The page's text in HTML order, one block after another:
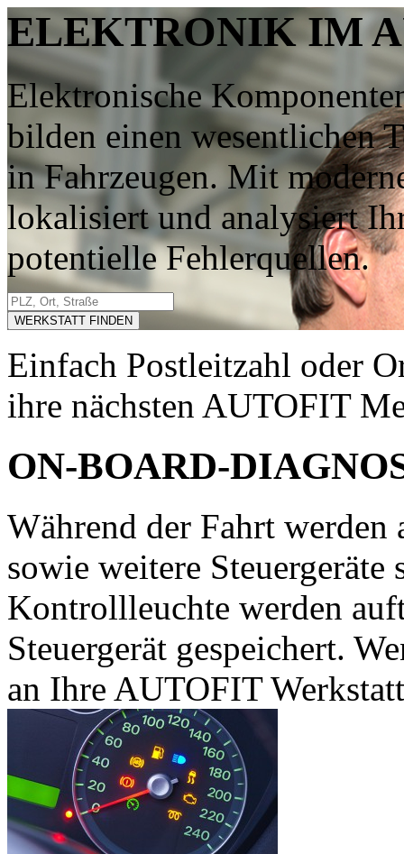
ELEKTRONIK IM
Elektronische
bilden einen wesentlichen
in Fahrzeugen. Mit
lokalisiert und analysiert
potentielle Fehlerquellen.
WERKSTATT FINDEN
Einfach Postleitzahl oder
ihre nächsten AUTOFIT
ON-BOARD-
Während der Fahrt werden
sowie weitere
Kontrollleuchte werden
Steuergerät gespeichert.
an Ihre AUTOFIT